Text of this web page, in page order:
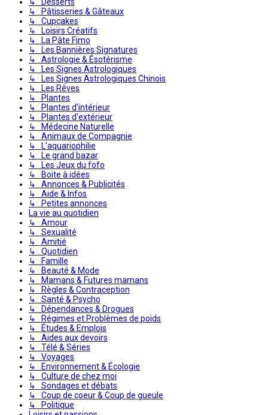
↳ Pâtisseries & Gâteaux
↳ Cupcakes
↳ Loisirs Créatifs
↳ La Pâte Fimo
↳ Les Bannières Signatures
↳ Astrologie & Ésotérisme
↳ Les Signes Astrologiques
↳ Les Signes Astrologiques Chinois
↳ Les Rêves
↳ Plantes
↳ Plantes d'intérieur
↳ Plantes d'extérieur
↳ Médecine Naturelle
↳ Animaux de Compagnie
↳ L'aquariophilie
↳ Le grand bazar
↳ Les Jeux du fofo
↳ Boite à idées
↳ Annonces & Publicités
↳ Aide & Infos
↳ Petites annonces
La vie au quotidien
↳ Amour
↳ Sexualité
↳ Amitié
↳ Quotidien
↳ Famille
↳ Beauté & Mode
↳ Mamans & Futures mamans
↳ Règles & Contraception
↳ Santé & Psycho
↳ Dépendances & Drogues
↳ Régimes et Problèmes de poids
↳ Études & Emplois
↳ Aides aux devoirs
↳ Télé & Séries
↳ Voyages
↳ Environnement & Écologie
↳ Culture de chez moi
↳ Sondages et débats
↳ Coup de coeur & Coup de gueule
↳ Politique